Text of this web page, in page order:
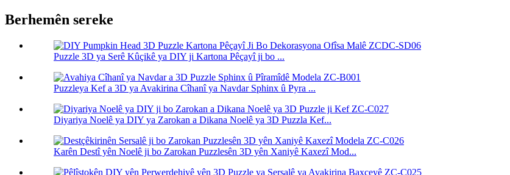
Berhemên sereke
Puzzle 3D ya Serê Kûçikê ya DIY ji Kartona Pêçayî ji bo ...
Puzzleya Kef a 3D ya Avakirina Cîhanî ya Navdar Sphinx û Pyra ...
Diyariya Noelê ya DIY ya Zarokan a Dikana Noelê ya 3D Puzzla Kef...
Karên Destî yên Noelê ji bo Zarokan Puzzlesên 3D yên Xaniyê Kaxezî Mod...